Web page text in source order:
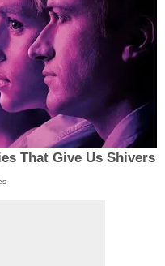
That Give Us Shivers